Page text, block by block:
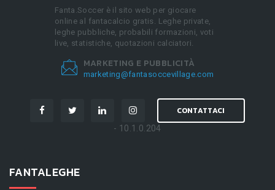
Fanta.Soccer è il sito web per giocare
online al fantacalcio gratis. Leghe private,
leghe pubbliche, probabili formazioni, voti
live, statistiche, quotazioni calciatori.
MARKETING E PUBBLICITÀ
marketing@fantasoccevillage.com
CONTATTACI
- 10.1.0.204
FANTALEGHE